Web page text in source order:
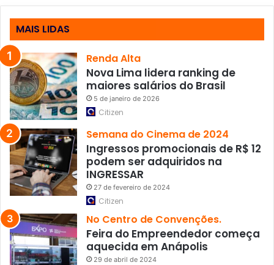
d
e
b
c
c
l
e
a
s
MAIS LIDAS
Renda Alta
Nova Lima lidera ranking de
maiores salários do Brasil
5 de janeiro de 2026
Citizen
Semana do Cinema de 2024
Ingressos promocionais de R$ 12
podem ser adquiridos na
INGRESSAR
27 de fevereiro de 2024
Citizen
No Centro de Convenções.
Feira do Empreendedor começa
aquecida em Anápolis
29 de abril de 2024